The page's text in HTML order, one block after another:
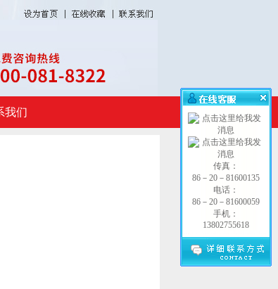
我们
传真：
86－20－81600135
电话：
86－20－81600059
手机：
13802755618